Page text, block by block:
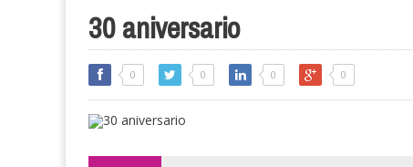
30 aniversario
0 0 0 0